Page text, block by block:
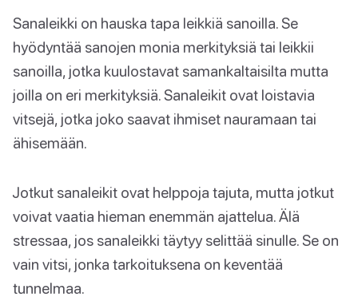
Sanaleikki on hauska tapa leikkiä sanoilla. Se
hyödyntää sanojen monia merkityksiä tai leikkii
sanoilla, jotka kuulostavat samankaltaisilta mutta
joilla on eri merkityksiä. Sanaleikit ovat loistavia
vitsejä, jotka joko saavat ihmiset nauramaan tai
ähisemään.
Jotkut sanaleikit ovat helppoja tajuta, mutta jotkut
voivat vaatia hieman enemmän ajattelua. Älä
stressaa, jos sanaleikki täytyy selittää sinulle. Se on
vain vitsi, jonka tarkoituksena on keventää
tunnelmaa.